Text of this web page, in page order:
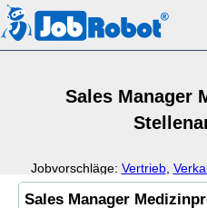
Sales Manager
Jobvorschläge: Vertrieb,